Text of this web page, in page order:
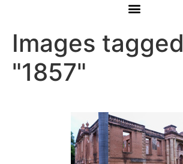
Images tagged
"1857"